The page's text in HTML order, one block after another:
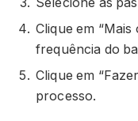
Selecione as
Clique em
frequência do
Clique em
processo.